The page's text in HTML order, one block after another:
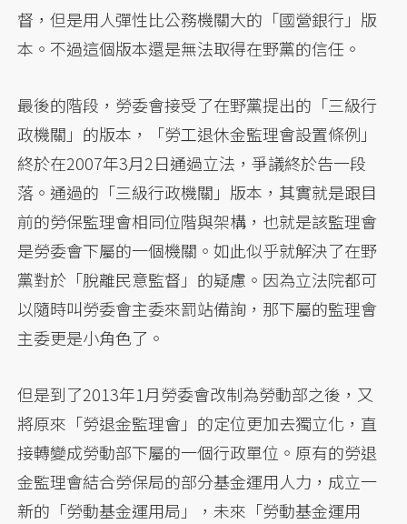
督，但是用人彈性比公務機關大的「國營銀行」版
本。不過這個版本還是無法取得在野黨的信任。
最後的階段，勞委會接受了在野黨提出的「三級行
政機關」的版本，「勞工退休金監理會設置條例」
終於在2007年3月2日通過立法，爭議終於告一段
落。通過的「三級行政機關」版本，其實就是跟目
前的勞保監理會相同位階與架構，也就是該監理會
是勞委會下屬的一個機關。如此似乎就解決了在野
黨對於「脫離民意監督」的疑慮。因為立法院都可
以隨時叫勞委會主委來罰站備詢，那下屬的監理會
主委更是小角色了。
但是到了2013年1月勞委會改制為勞動部之後，又
將原來「勞退金監理會」的定位更加去獨立化，直
接轉變成勞動部下屬的一個行政單位。原有的勞退
金監理會結合勞保局的部分基金運用人力，成立一
新的「勞動基金運用局」，未來「勞動基金運用